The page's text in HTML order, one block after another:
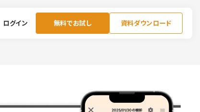
ログイン 無料でお試し 資料ダウンロード